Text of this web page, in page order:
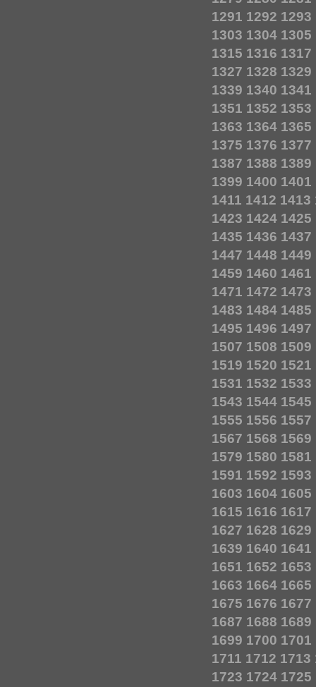
1291 1292 1293
1303 1304 1305
1315 1316 1317
1327 1328 1329
1339 1340 1341
1351 1352 1353
1363 1364 1365
1375 1376 1377
1387 1388 1389
1399 1400 1401
1411 1412 1413
1423 1424 1425
1435 1436 1437
1447 1448 1449
1459 1460 1461
1471 1472 1473
1483 1484 1485
1495 1496 1497
1507 1508 1509
1519 1520 1521
1531 1532 1533
1543 1544 1545
1555 1556 1557
1567 1568 1569
1579 1580 1581
1591 1592 1593
1603 1604 1605
1615 1616 1617
1627 1628 1629
1639 1640 1641
1651 1652 1653
1663 1664 1665
1675 1676 1677
1687 1688 1689
1699 1700 1701
1711 1712 1713
1723 1724 1725